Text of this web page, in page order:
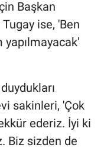
Başkan
ise, 'Ben
sakinleri, 'Çok
ederiz. İyi ki
Biz sizden de